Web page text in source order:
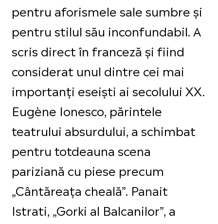
pentru aforismele sale sumbre și
pentru stilul său inconfundabil. A
scris direct în franceză și fiind
considerat unul dintre cei mai
importanți eseiști ai secolului XX.
Eugène Ionesco, părintele
teatrului absurdului, a schimbat
pentru totdeauna scena
pariziană cu piese precum
„Cântăreața cheală”. Panait
Istrati, „Gorki al Balcanilor”, a